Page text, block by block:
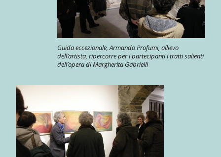
Guida eccezionale, Armando Profumi, allievo
dell’artista, ripercorre per i partecipanti i tratti salienti
dell’opera di Margherita Gabrielli